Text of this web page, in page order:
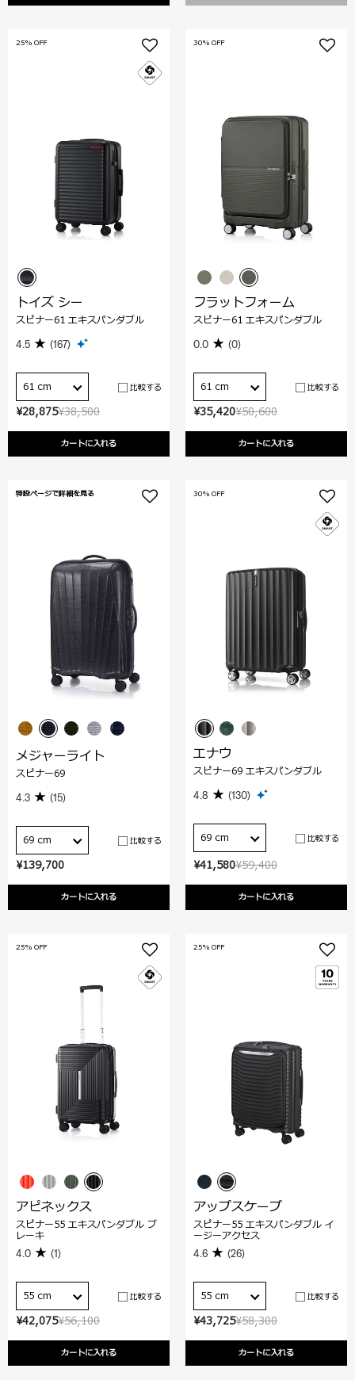
¥38,500
¥28,875
カートに入れる
25% OFF
トイズ シー
スピナー61 エキスパンダブル
4.5 (167)
61 cm 比較する
¥50,600
¥35,420
カートに入れる
30% OFF
フラットフォーム
スピナー61 エキスパンダブル
0.0 (0)
61 cm 比較する
¥139,700
カートに入れる
特設ページで詳細を見る
メジャーライト
スピナー69
4.3 (15)
69 cm 比較する
¥59,400
¥41,580
カートに入れる
30% OFF
エナウ
スピナー69 エキスパンダブル
4.8 (130)
69 cm 比較する
¥56,100
¥42,075
カートに入れる
25% OFF
アピネックス
スピナー55 エキスパンダブル ブ
レーキ
4.0 (1)
55 cm 比較する
¥58,300
¥43,725
カートに入れる
25% OFF
アップスケープ
スピナー55 エキスパンダブル イ
ージーアクセス
4.6 (26)
55 cm 比較する